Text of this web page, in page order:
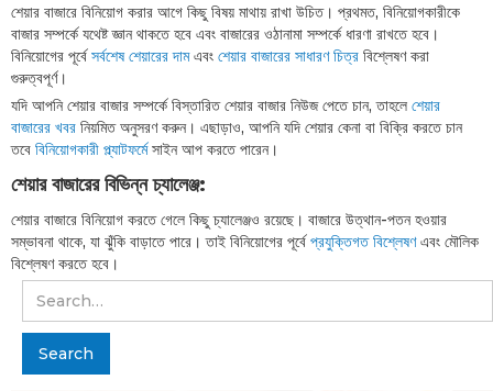
শেয়ার বাজারে বিনিয়োগ করার আগে কিছু বিষয় মাথায় রাখা উচিত। প্রথমত, বিনিয়োগকারীকে
বাজার সম্পর্কে যথেষ্ট জ্ঞান থাকতে হবে এবং বাজারের ওঠানামা সম্পর্কে ধারণা রাখতে হবে।
বিনিয়োগের পূর্বেসর্বশেষ শেয়ারের দামএবং শেয়ার বাজারের সাধারণ চিত্র বিশ্লেষণ করা
গুরুত্বপূর্ণ।
যদি আপনি শেয়ার বাজার সম্পর্কে বিস্তারিত শেয়ার বাজার নিউজ পেতে চান, তাহলে শেয়ার
বাজারের খবর নিয়মিত অনুসরণ করুন। এছাড়াও, আপনি যদি শেয়ার কেনা বা বিক্রি করতে চান
তবে বিনিয়োগকারী প্ল্যাটফর্মেসাইন আপ করতে পারেন।
শেয়ার বাজারের বিভিন্ন চ্যালেঞ্জ:
শেয়ার বাজারে বিনিয়োগ করতে গেলে কিছু চ্যালেঞ্জও রয়েছে। বাজারে উত্থান-পতন হওয়ার
সম্ভাবনা থাকে, যা ঝুঁকি বাড়াতে পারে। তাই বিনিয়োগের পূর্বেপ্রযুক্তিগত বিশ্লেষণএবং মৌলিক
বিশ্লেষণ করতে হবে।